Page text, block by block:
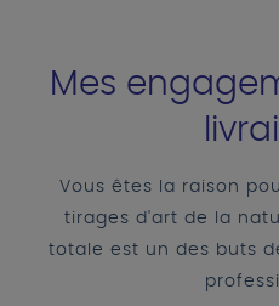
Mes
Vous êtes la raison
tirages d'art de la
totale est un des buts